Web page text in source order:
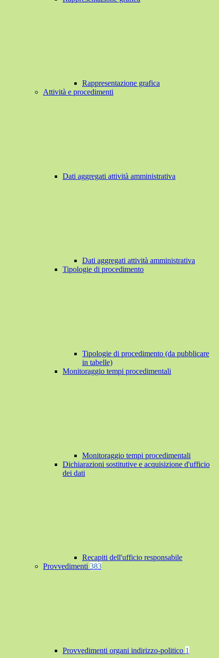
Rappresentazione grafica
Attività e procedimenti
Dati aggregati attività amministrativa
Dati aggregati attività amministrativa
Tipologie di procedimento
Tipologie di procedimento (da pubblicare
in tabelle)
Monitoraggio tempi procedimentali
Monitoraggio tempi procedimentali
Dichiarazioni sostitutive e acquisizione d'ufficio
dei dati
Recapiti dell'ufficio responsabile
Provvedimenti 383
Provvedimenti organi indirizzo-politico 1